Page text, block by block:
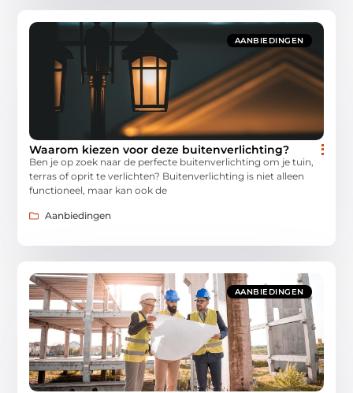
AANBIEDINGEN
Waarom kiezen voor deze buitenverlichting?
Ben je op zoek naar de perfecte buitenverlichting om je tuin,
terras of oprit te verlichten? Buitenverlichting is niet alleen
functioneel, maar kan ook de
Aanbiedingen
AANBIEDINGEN